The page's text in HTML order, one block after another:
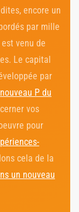
encore un
par mille
venu de
Le capital
par
nouveau P du
vos
pour
cela de la
un nouveau